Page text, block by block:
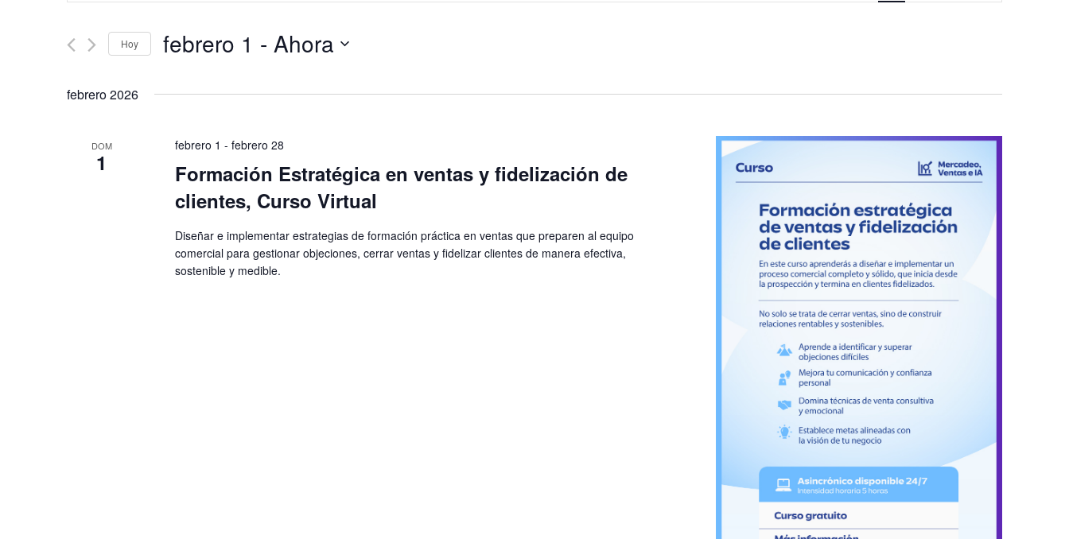
búsqueda
y
vistas
Eventos
clave.
Eventos
para
la
Hoy febrero 1 - Ahora
febrero 2026
DOM
1
febrero 1 - febrero 28
Formación Estratégica en ventas y fidelización de
clientes, Curso Virtual
Diseñar e implementar estrategias de formación práctica en ventas que preparen al equipo
comercial para gestionar objeciones, cerrar ventas y fidelizar clientes de manera efectiva,
sostenible y medible.